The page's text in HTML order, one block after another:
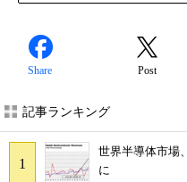
Share Post
記事ランキング
世界半導体市
に